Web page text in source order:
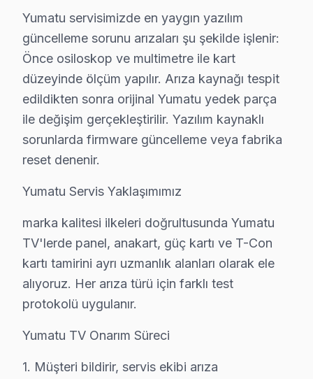
Bu nitelikler, bu bölgedeki en güvenilir TV tamir
Kağıthane Yumatu servis - TV Tamiri
Sabah aradığınızda — öğle saatinde çözmüş oluruz.
Sık karşılaştığımız şey şu: Hızlı olmak ile kalitesiz
Bunu bilmek işinize yarar: Kağıthane'da aynı gün
Teşhis ücretsiz. Cihazınızı inceledikten sonra arıza
Fiyatlar neye göre değişir: Arıza tipi, ekran boyutu ve
Ödeme kolaylığı: Kredi kartı, havale ve NFC ödeme
Garanti dahil: Verdiğimiz her fiyata 6 ay işçilik ve 1-2
Yumatu servisimizde en yaygın yazılım
güncelleme sorunu arızaları şu şekilde işlenir:
Önce osiloskop ve multimetre ile kart
düzeyinde ölçüm yapılır. Arıza kaynağı tespit
edildikten sonra orijinal Yumatu yedek parça
ile değişim gerçekleştirilir. Yazılım kaynaklı
sorunlarda firmware güncelleme veya fabrika
reset denenir.
Yumatu Servis Yaklaşımımız
marka kalitesi ilkeleri doğrultusunda Yumatu
TV'lerde panel, anakart, güç kartı ve T-Con
kartı tamirini ayrı uzmanlık alanları olarak ele
alıyoruz. Her arıza türü için farklı test
protokolü uygulanır.
Yumatu TV Onarım Süreci
1. Müşteri bildirir, servis ekibi arıza